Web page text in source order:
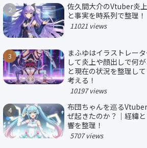
佐久間大介のVtuber炎
と事実を時系列で整理！
11021 views
まふゆはイラストレー
して炎上や顔出しで何
と現在の状況を整理し
考える！
10197 views
布団ちゃんを巡る
ぜ起きたのか？｜経緯
響を整理！
5707 views